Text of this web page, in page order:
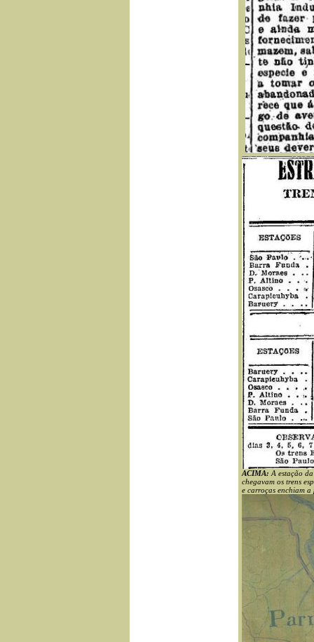
ACIMA: A estação
chegavam os trens
e carroças enchiam